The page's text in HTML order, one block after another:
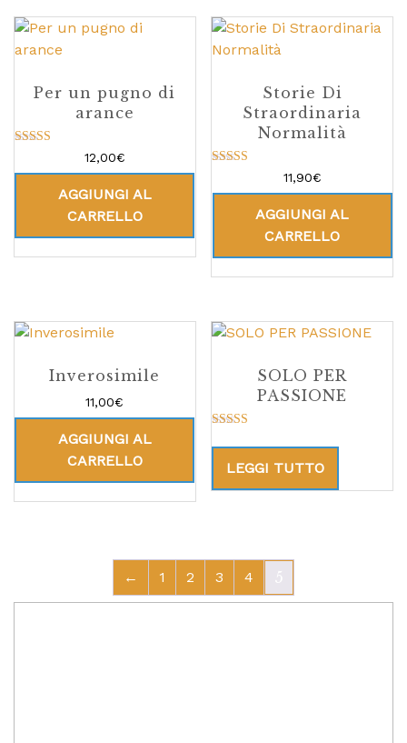
Per un pugno di
arance
su 5
12,00€
AGGIUNGI AL
CARRELLO
Storie Di
Straordinaria
Normalità
su 5
11,90€
AGGIUNGI AL
CARRELLO
Inverosimile
11,00€
AGGIUNGI AL
CARRELLO
SOLO PER
PASSIONE
5.00
su 5
LEGGI TUTTO
← 1 2 3 4 5